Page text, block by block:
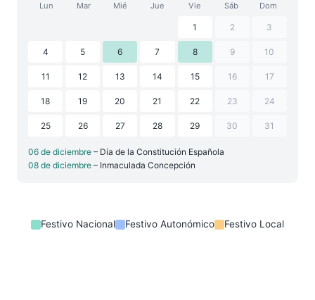
Lun Mar Mié Jue Vie Sáb Dom
1 2 3
4 5 6 7 8 9 10
11 12 13 14 15 16 17
18 19 20 21 22 23 24
25 26 27 28 29 30 31
06 de diciembre – Día de la Constitución Española
08 de diciembre – Inmaculada Concepción
Festivo Nacional Festivo Autonómico Festivo Local